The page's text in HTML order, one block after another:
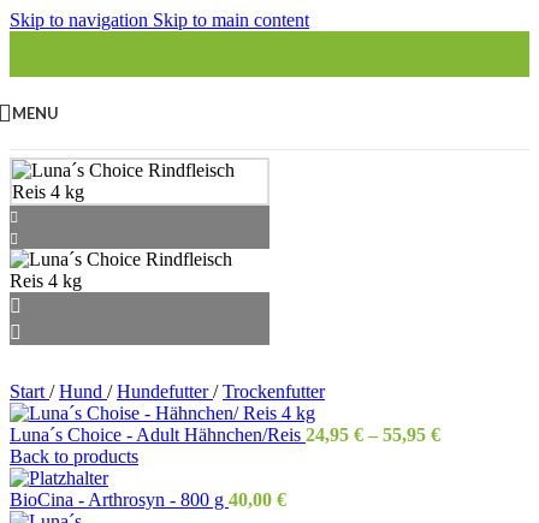
Skip to navigation Skip to main content
MENU
Start / Hund / Hundefutter/ Trockenfutter
Luna´s Choice - Adult Hähnchen/Reis 24,95 € – 55,95 €
Back to products
BioCina - Arthrosyn - 800 g 40,00 €